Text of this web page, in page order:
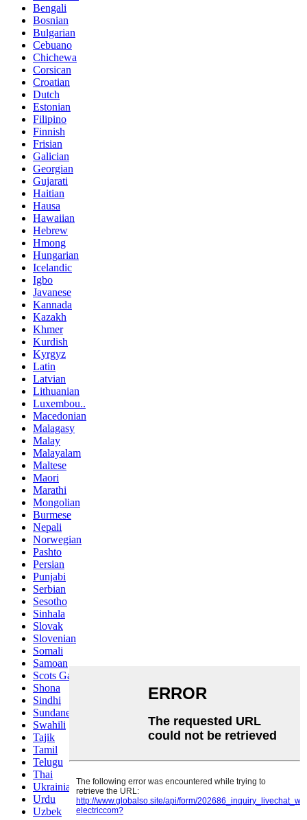
Bengali
Bosnian
Bulgarian
Cebuano
Chichewa
Corsican
Croatian
Dutch
Estonian
Filipino
Finnish
Frisian
Galician
Georgian
Gujarati
Haitian
Hausa
Hawaiian
Hebrew
Hmong
Hungarian
Icelandic
Igbo
Javanese
Kannada
Kazakh
Khmer
Kurdish
Kyrgyz
Latin
Latvian
Lithuanian
Luxembou..
Macedonian
Malagasy
Malay
Malayalam
Maltese
Maori
Marathi
Mongolian
Burmese
Nepali
Norwegian
Pashto
Persian
Punjabi
Serbian
Sesotho
Sinhala
Slovak
Slovenian
Somali
Samoan
Scots Gaelic
Shona
Sindhi
Sundanese
Swahili
Tajik
Tamil
Telugu
Thai
Ukrainian
Urdu
Uzbek